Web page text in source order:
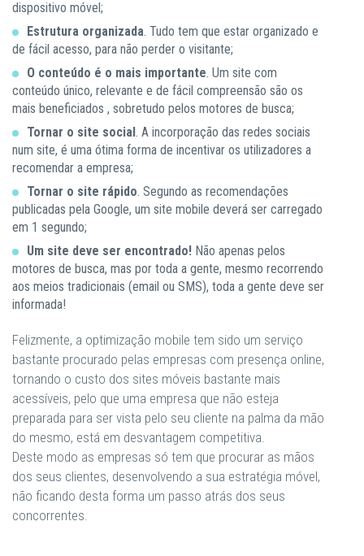
dispositivo móvel;
Estrutura organizada. Tudo tem que estar organizado e
de fácil acesso, para não perder o visitante;
O conteúdo é o mais importante. Um site com
conteúdo único, relevante e de fácil compreensão são os
mais beneficiados , sobretudo pelos motores de busca;
Tornar o site social. A incorporação das redes sociais
num site, é uma ótima forma de incentivar os utilizadores a
recomendar a empresa;
Tornar o site rápido. Segundo as recomendações
publicadas pela Google, um site mobile deverá ser carregado
em 1 segundo;
Um site deve ser encontrado! Não apenas pelos
motores de busca, mas por toda a gente, mesmo recorrendo
aos meios tradicionais (email ou SMS), toda a gente deve ser
informada!
Felizmente, a optimização mobile tem sido um serviço
bastante procurado pelas empresas com presença online,
tornando o custo dos sites móveis bastante mais
acessíveis, pelo que uma empresa que não esteja
preparada para ser vista pelo seu cliente na palma da mão
do mesmo, está em desvantagem competitiva.
Deste modo as empresas só tem que procurar as mãos
dos seus clientes, desenvolvendo a sua estratégia móvel,
não ficando desta forma um passo atrás dos seus
concorrentes.